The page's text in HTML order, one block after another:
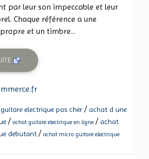
par leur son impeccable et leur
Chaque référence a une
et un timbre...
guitare electrique pas cher /achat d une
/ achat guitare electrique en ligne /achat
debutant / achat micro guitare electrique